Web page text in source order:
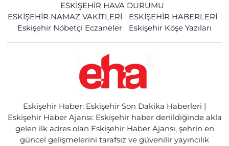
ESKİŞEHİR HAVA DURUMU
ESKİŞEHİR NAMAZ VAKİTLERİ
ESKİŞEHİR HABERLERİ
Eskişehir Nöbetçi Eczaneler
Eskişehir Köşe Yazıları
Eskişehir Haber: Eskişehir Son Dakika Haberleri |
Eskişehir Haber Ajansı: Eskişehir haber denildiğinde akla
gelen ilk adres olan Eskişehir Haber Ajansı, şehrin en
güncel gelişmelerini tarafsız ve güvenilir yayıncılık